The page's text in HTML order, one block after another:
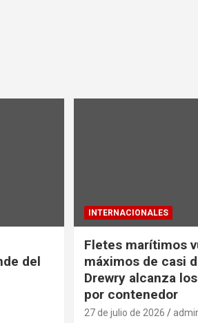
del
INTERNACIONALES
Fletes marítimos
máximos de casi
Drewry alcanza
por contenedor
27 de julio de 2026